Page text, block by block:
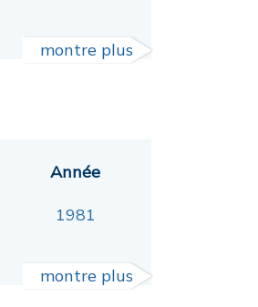
montre plus
Année
1981
montre plus